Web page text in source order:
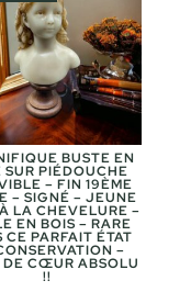
BUSTE EN
SUR PIÉDOUCHE
– FIN 19ÈME
– SIGNÉ – JEUNE
LA CHEVELURE –
EN BOIS – RARE
CE PARFAIT ÉTAT
–
DE CŒUR ABSOLU
!!